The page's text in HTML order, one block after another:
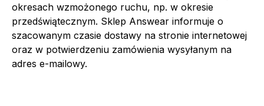
okresach wzmożonego ruchu, np. w okresie
przedświątecznym. Sklep Answear informuje o
szacowanym czasie dostawy na stronie internetowej
oraz w potwierdzeniu zamówienia wysyłanym na
adres e-mailowy.